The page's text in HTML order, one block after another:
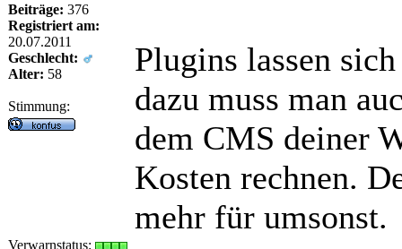
Beiträge: 376
Registriert am:
20.07.2011
Geschlecht:
Alter: 58
Stimmung:
Plugins lassen
dazu muss man
dem CMS deiner
Kosten rechnen.
mehr für umsonst.
Verwarnstatus: